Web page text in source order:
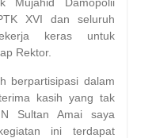
XVI dan seluruh
keras untuk
Rektor.
berpartisipasi dalam
kasih yang tak
Sultan Amai saya
ini terdapat